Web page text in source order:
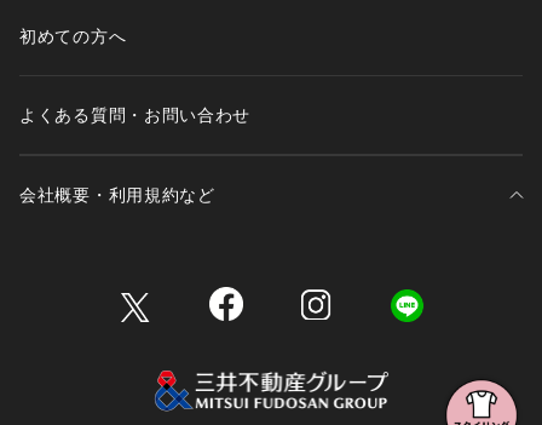
初めての方へ
よくある質問・お問い合わせ
会社概要・利用規約など